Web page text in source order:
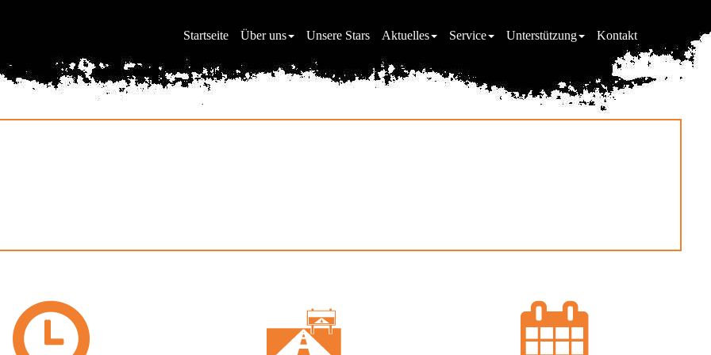
Startseite Über uns Unsere Stars Aktuelles Service Unterstützung Kontakt
ZOO Landau in der Pfalz